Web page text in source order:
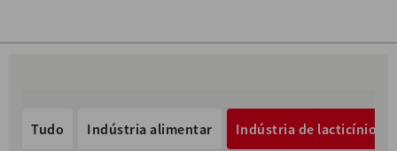
Tudo Indústria alimentar Indústria de lacticínios